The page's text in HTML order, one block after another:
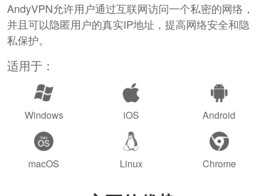
AndyVPN允许用户通过互联网访问一个私密的网络，
并且可以隐匿用户的真实IP地址，提高网络安全和隐
私保护。
适用于：
Windows iOS Android
macOS Linux Chrome